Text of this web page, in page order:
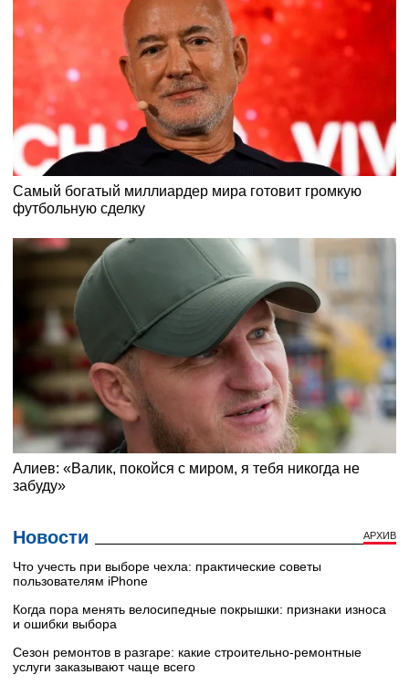
Новости АРХИВ
Что учесть при выборе чехла: практические советы
пользователям iPhone
Когда пора менять велосипедные покрышки: признаки износа
и ошибки выбора
Сезон ремонтов в разгаре: какие строительно-ремонтные
услуги заказывают чаще всего